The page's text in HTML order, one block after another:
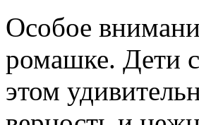
Особое
ромашке. Дети
этом